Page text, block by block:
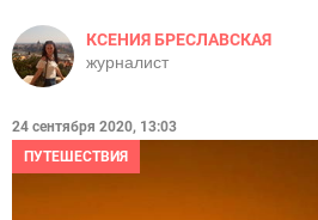
КСЕНИЯ БРЕСЛАВСКАЯ
журналист
24 сентября 2020, 13:03
ПУТЕШЕСТВИЯ